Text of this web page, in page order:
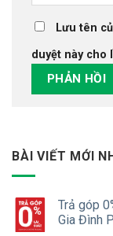
Lưu tên
duyệt này cho
BÀI VIẾT MỚI
Trả góp
Gia Đình